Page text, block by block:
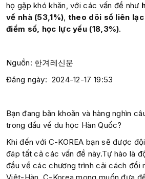
họ gặp khó khăn, với các vấn đề như
về nhà (53,1%) theo dõi sổ liên
điểm số, học lực yếu (18,3%).
Nguồn: 한겨레신문
Đăng ngày: 2024-12-17 19:53
Bạn đang băn khoăn và hàng nghìn
trong đầu về du học Hàn Quốc?
Khi đến với C-KOREA bạn sẽ được
đáp tất cả các vấn đề này.Tự hào là
đầu về các chương trình cải cách đổi